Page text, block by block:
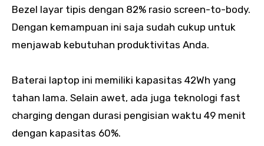
Bezel layar tipis dengan 82% rasio screen-to-body.
Dengan kemampuan ini saja sudah cukup untuk
menjawab kebutuhan produktivitas Anda.
Baterai laptop ini memiliki kapasitas 42Wh yang
tahan lama. Selain awet, ada juga teknologi fast
charging dengan durasi pengisian waktu 49 menit
dengan kapasitas 60%.